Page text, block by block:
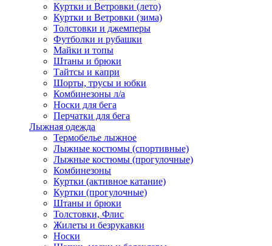
Куртки и Ветровки (лето)
Куртки и Ветровки (зима)
Толстовки и джемперы
Футболки и рубашки
Майки и топы
Штаны и брюки
Тайтсы и капри
Шорты, трусы и юбки
Комбинезоны л/а
Носки для бега
Перчатки для бега
Лыжная одежда
Термобелье лыжное
Лыжные костюмы (спортивные)
Лыжные костюмы (прогулочные)
Комбинезоны
Куртки (активное катание)
Куртки (прогулочные)
Штаны и брюки
Толстовки, Флис
Жилеты и безрукавки
Носки